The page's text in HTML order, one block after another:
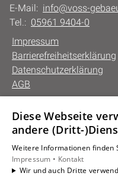
E-Mail: info@voss-
Tel.: 05961 9404-0
Impressum
Barrierefreiheitserklärung
Datenschutzerklärung
AGB
Unsere Bereiche
Gewerbekunden
Karriere
Diese Webseite
andere (Dritt-
Weitere Informationen finden
Impressum • Kontakt
Wir und auch Dritte